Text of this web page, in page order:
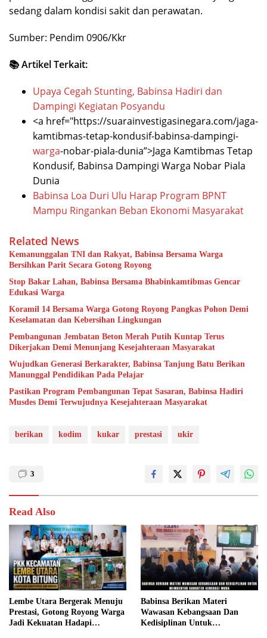
sedang dalam kondisi sakit dan perawatan.
Sumber: Pendim 0906/Kkr
📚 Artikel Terkait:
Upaya Cegah Stunting, Babinsa Hadiri dan
Dampingi Kegiatan Posyandu
<a href="https://suarainvestigasinegara.com/jaga-
kamtibmas-tetap-kondusif-babinsa-dampingi-
warga-nobar-piala-dunia”>Jaga Kamtibmas Tetap
Kondusif, Babinsa Dampingi Warga Nobar Piala
Dunia
Babinsa Loa Duri Ulu Harap Program BPNT
Mampu Ringankan Beban Ekonomi Masyarakat
Related News
Kemanunggalan TNI dan Rakyat, Babinsa Bersama Warga
Bersihkan Parit Secara Gotong Royong
Stop Bakar Lahan, Babinsa Bersama Bhabinkamtibmas Gencar
Edukasi Warga
Koramil 14 Bersama Warga Gotong Royong Pangkas Pohon Demi
Keselamatan dan Kebersihan Lingkungan
Pembangunan Jembatan Beton Merah Putih Kuntap Terus
Dikerjakan Demi Menunjang Kesejahteraan Masyarakat
Wujudkan Generasi Berkarakter, Babinsa Tanjung Batu Berikan
Manunggal Pendidikan Pada Pelajar
Pastikan Program Pembangunan Tepat Sasaran, Babinsa Hadiri
Musdes Demi Terwujudnya Kesejahteraan Masyarakat
berikan kodim kukar prestasi ukir
3
Read Also
Lembe Utara Bergerak Menuju
Prestasi, Gotong Royong Warga
Jadi Kekuatan Hadapi
Babinsa Berikan Materi
Wawasan Kebangsaan Dan
Kedisiplinan Untuk